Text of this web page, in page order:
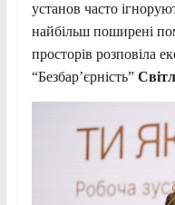
установ часто
найбільш поширені
просторів розповіла
“Безбар’єрність”